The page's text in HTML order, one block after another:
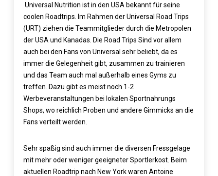
Universal Nutrition ist in den USA bekannt für seine
coolen Roadtrips. Im Rahmen der Universal Road Trips
(URT) ziehen die Teammitglieder durch die Metropolen
der USA und Kanadas. Die Road Trips Sind vor allem
auch bei den Fans von Universal sehr beliebt, da es
immer die Gelegenheit gibt, zusammen zu trainieren
und das Team auch mal außerhalb eines Gyms zu
treffen. Dazu gibt es meist noch 1-2
Werbeveranstaltungen bei lokalen Sportnahrungs
Shops, wo reichlich Proben und andere Gimmicks an die
Fans verteilt werden.
Sehr spaßig sind auch immer die diversen Fressgelage
mit mehr oder weniger geeigneter Sportlerkost. Beim
aktuellen Roadtrip nach New York waren Antoine